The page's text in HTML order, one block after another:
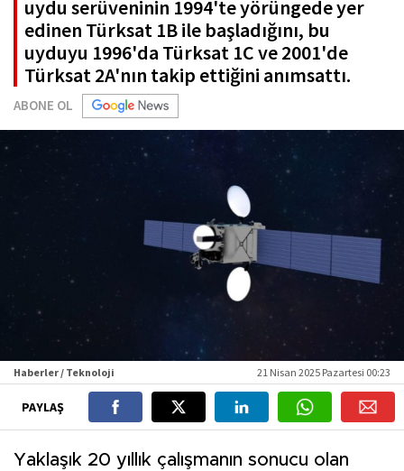
uydu serüveninin 1994'te yörüngede yer
edinen Türksat 1B ile başladığını, bu
uyduyu 1996'da Türksat 1C ve 2001'de
Türksat 2A'nın takip ettiğini anımsattı.
ABONE OL
Haberler / Teknoloji 21 Nisan 2025 Pazartesi 00:23
PAYLAŞ
Yaklaşık 20 yıllık çalışmanın sonucu olan